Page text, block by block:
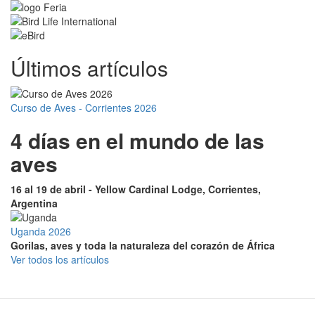
Últimos artículos
Curso de Aves - Corrientes 2026
4 días en el mundo de las
aves
16 al 19 de abril - Yellow Cardinal Lodge, Corrientes,
Argentina
Uganda 2026
Gorilas, aves y toda la naturaleza del corazón de África
Ver todos los artículos